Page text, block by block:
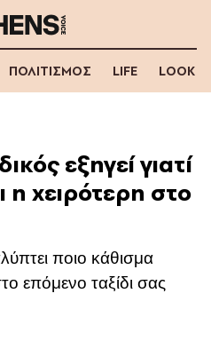
ΠΟΛΙΤΙΣΜΟΣ LIFE LOOK
εξηγεί γιατί
η χειρότερη στο
ποιο κάθισμα
επόμενο ταξίδι σας